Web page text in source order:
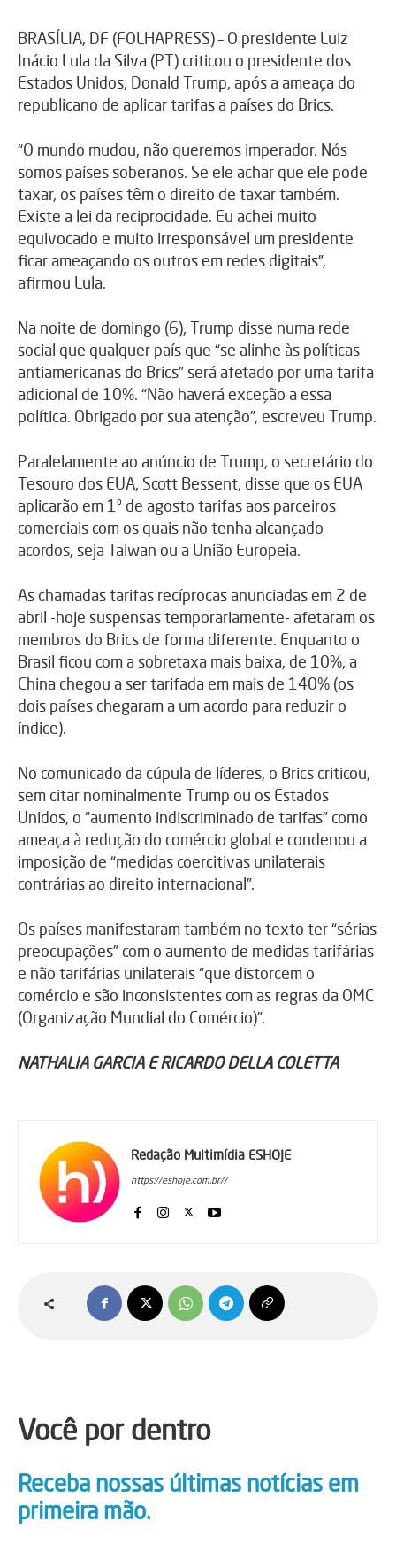
BRASÍLIA, DF (FOLHAPRESS) – O presidente Luiz
Inácio Lula da Silva (PT) criticou o presidente dos
Estados Unidos, Donald Trump, após a ameaça do
republicano de aplicar tarifas a países do Brics.
“O mundo mudou, não queremos imperador. Nós
somos países soberanos. Se ele achar que ele pode
taxar, os países têm o direito de taxar também.
Existe a lei da reciprocidade. Eu achei muito
equivocado e muito irresponsável um presidente
ficar ameaçando os outros em redes digitais”,
afirmou Lula.
Na noite de domingo (6), Trump disse numa rede
social que qualquer país que “se alinhe às políticas
antiamericanas do Brics” será afetado por uma tarifa
adicional de 10%. “Não haverá exceção a essa
política. Obrigado por sua atenção”, escreveu Trump.
Paralelamente ao anúncio de Trump, o secretário do
Tesouro dos EUA, Scott Bessent, disse que os EUA
aplicarão em 1º de agosto tarifas aos parceiros
comerciais com os quais não tenha alcançado
acordos, seja Taiwan ou a União Europeia.
As chamadas tarifas recíprocas anunciadas em 2 de
abril -hoje suspensas temporariamente- afetaram os
membros do Brics de forma diferente. Enquanto o
Brasil ficou com a sobretaxa mais baixa, de 10%, a
China chegou a ser tarifada em mais de 140% (os
dois países chegaram a um acordo para reduzir o
índice).
No comunicado da cúpula de líderes, o Brics criticou,
sem citar nominalmente Trump ou os Estados
Unidos, o “aumento indiscriminado de tarifas” como
ameaça à redução do comércio global e condenou a
imposição de “medidas coercitivas unilaterais
contrárias ao direito internacional”.
Os países manifestaram também no texto ter “sérias
preocupações” com o aumento de medidas tarifárias
e não tarifárias unilaterais “que distorcem o
comércio e são inconsistentes com as regras da OMC
(Organização Mundial do Comércio)”.
NATHALIA GARCIA E RICARDO DELLA COLETTA
Redação Multimídia ESHOJE
https://eshoje.com.br//
Você por dentro
Receba nossas últimas notícias em
primeira mão.